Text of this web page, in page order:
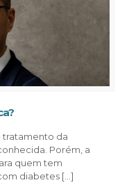
tratamento da
Porém, a
quem tem
diabetes […]